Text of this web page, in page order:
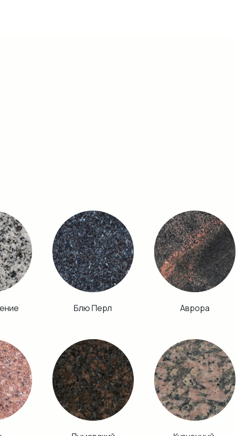
Аврора
Блю Перл